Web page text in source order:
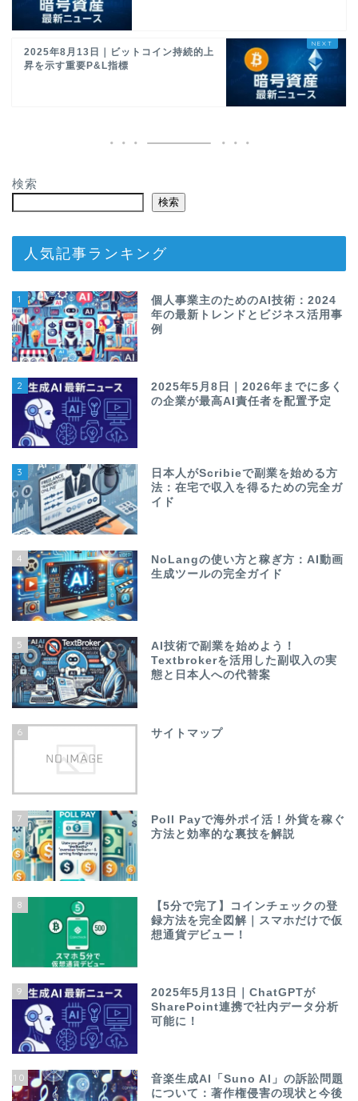
2025年8月13日｜ビットコイン持続的上
昇を示す重要P&L指標
検索
検索
人気記事ランキング
1
個人事業主のためのAI技術：2024
年の最新トレンドとビジネス活用事
例
2
2025年5月8日｜2026年までに多く
の企業が最高AI責任者を配置予定
3
日本人がScribieで副業を始める方
法：在宅で収入を得るための完全ガ
イド
4
NoLangの使い方と稼ぎ方：AI動画
生成ツールの完全ガイド
5
AI技術で副業を始めよう！
Textbrokerを活用した副収入の実
態と日本人への代替案
6 サイトマップ
7
Poll Payで海外ポイ活！外貨を稼ぐ
方法と効率的な裏技を解説
8
【5分で完了】コインチェックの登
録方法を完全図解｜スマホだけで仮
想通貨デビュー！
9
2025年5月13日｜ChatGPTが
SharePoint連携で社内データ分析
可能に！
10
音楽生成AI「Suno AI」の訴訟問題
について：著作権侵害の現状と今後